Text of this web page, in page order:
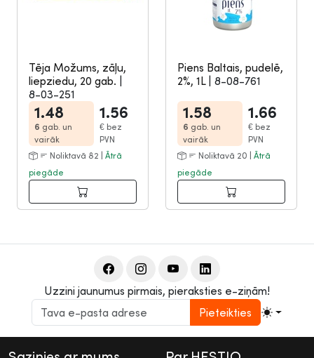
Tēja Možums, zāļu,
liepziedu, 20 gab.
8-03-251
1.48
6 gab. un
vairāk
1.56
€ bez
PVN
Noliktavā 82 | Ātrā
piegāde
Piens Baltais, pudelē,
2%, 1L 8-08-761
1.58
6 gab. un
vairāk
1.66
€ bez
PVN
Noliktavā 20 | Ātrā
piegāde
Uzzini jaunumus pirmais, pieraksties e-ziņām!
Pieteikties